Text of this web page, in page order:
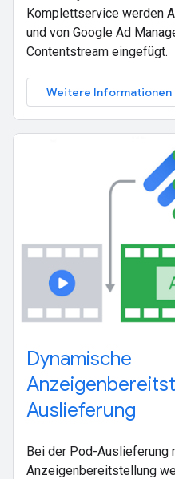
Komplettservice werden
und von Google Ad
Contentstream eingefügt.
Weitere Informationen
Dynamische
Auslieferung
Bei der Pod-Auslieferung
Anzeigenbereitstellung